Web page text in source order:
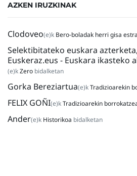
AZKEN IRUZKINAK
Clodoveo(e)k Bero-boladak herri gisa
Selektibitateko euskara
Euskeraz.eus - Euskara ikasteko
(e)kZero bidalketan
Gorka Bereziartua(e)kTradizioarekin
FELIX GOÑI(e)kTradizioarekin
Ander(e)k Historikoa bidalketan